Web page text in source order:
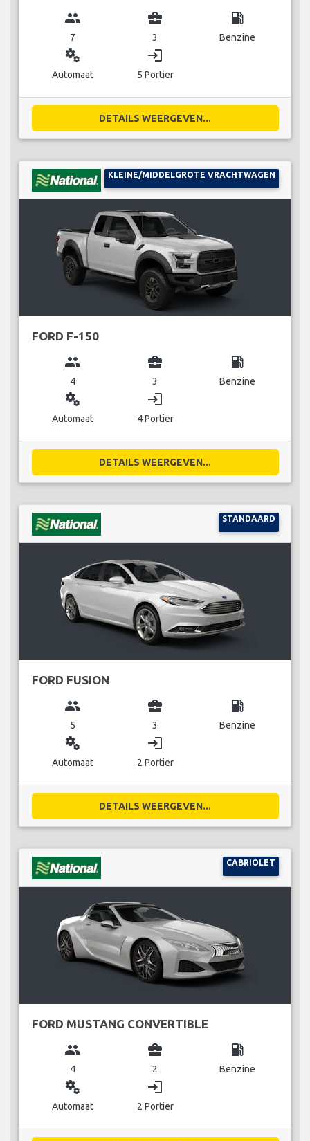
group
7
business_center
3
local_gas_station
Benzine
miscellaneous_services
Automaat
login
5 Portier
DETAILS WEERGEVEN...
KLEINE/MIDDELGROTE VRACHTWAGEN
FORD F-150
group
4
business_center
3
local_gas_station
Benzine
miscellaneous_services
Automaat
login
4 Portier
DETAILS WEERGEVEN...
STANDAARD
FORD FUSION
group
5
business_center
3
local_gas_station
Benzine
miscellaneous_services
Automaat
login
2 Portier
DETAILS WEERGEVEN...
CABRIOLET
FORD MUSTANG CONVERTIBLE
group
4
business_center
2
local_gas_station
Benzine
miscellaneous_services
Automaat
login
2 Portier